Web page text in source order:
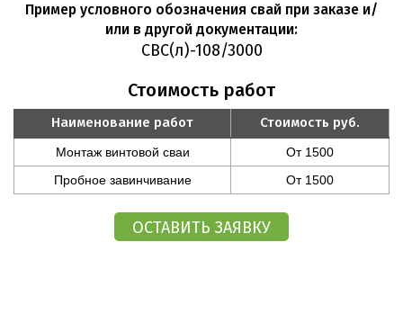
Пример условного обозначения свай при заказе и/
или в другой документации:
СВС(л)-108/3000
Стоимость работ
Наименование работ Стоимость руб.
Монтаж винтовой сваи
От 1500
Пробное завинчивание
От 1500